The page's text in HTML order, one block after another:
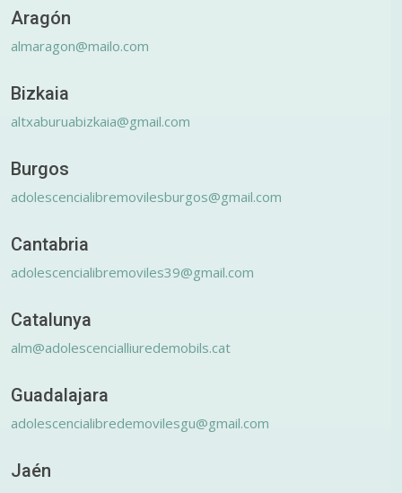
Aragón
almaragon@mailo.com
Bizkaia
altxaburuabizkaia@gmail.com
Burgos
adolescencialibremovilesburgos@gmail.com
Cantabria
adolescencialibremoviles39@gmail.com
Catalunya
alm@adolescencialliuredemobils.cat
Guadalajara
adolescencialibredemovilesgu@gmail.com
Jaén